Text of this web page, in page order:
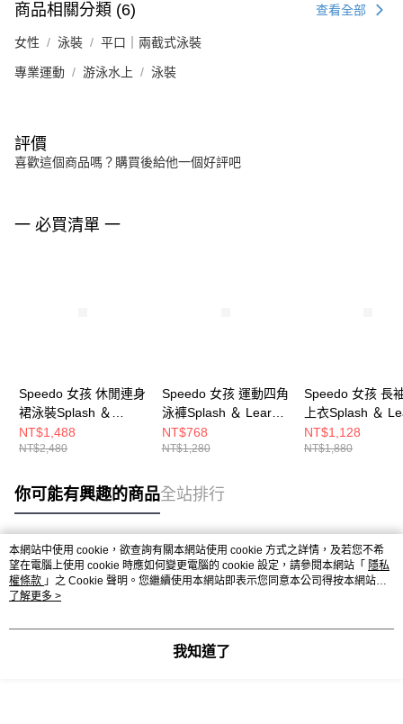
商品相關分類 (6) 查看全部
女性 泳裝 平口｜兩截式泳裝
專業運動 游泳水上 泳裝
評價
喜歡這個商品嗎？購買後給他一個好評吧
一 必買清單 一
Speedo 女孩 休閒連身
裙泳裝Splash ＆
Learn 藍/粉
NT$1,488
NT$2,480
Speedo 女孩 運動四角
泳褲Splash ＆ Learn
粉
NT$768
NT$1,280
Speedo 女孩 長
上衣Splash ＆
粉/藍
NT$1,128
NT$1,880
你可能有興趣的商品全站排行
熱門標籤
本網站中使用 cookie，欲查詢有關本網站使用 cookie 方式之詳情，及若您不希
望在電腦上使用 cookie 時應如何變更電腦的 cookie 設定，請參閱本網站「 隱私
權條款 」之 Cookie 聲明。您繼續使用本網站即表示您同意本公司得按本網站使
用條款之 Cookie 聲明使用 cookie。
了解更多 >
我知道了